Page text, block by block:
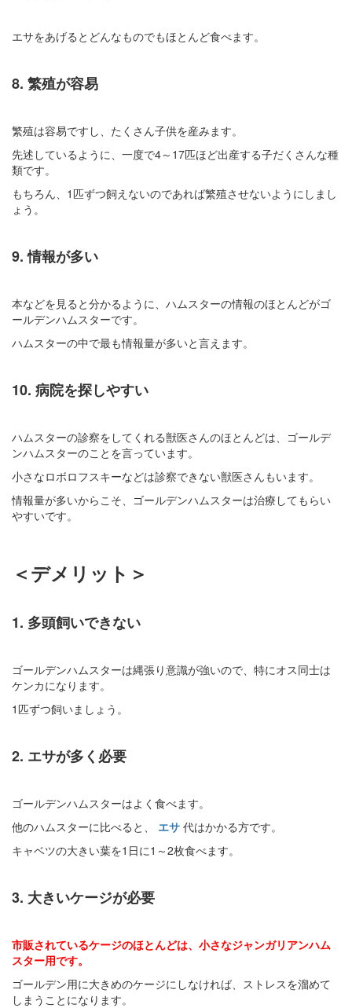
エサをあげるとどんなものでもほとんど食べます。
8. 繁殖が容易
繁殖は容易ですし、たくさん子供を産みます。
先述しているように、一度で4～17匹ほど出産する子だくさんな種
類です。
もちろん、1匹ずつ飼えないのであれば繁殖させないようにしまし
ょう。
9. 情報が多い
本などを見ると分かるように、ハムスターの情報のほとんどがゴ
ールデンハムスターです。
ハムスターの中で最も情報量が多いと言えます。
10. 病院を探しやすい
ハムスターの診察をしてくれる獣医さんのほとんどは、ゴールデ
ンハムスターのことを言っています。
小さなロボロフスキーなどは診察できない獣医さんもいます。
情報量が多いからこそ、ゴールデンハムスターは治療してもらい
やすいです。
＜デメリット＞
1. 多頭飼いできない
ゴールデンハムスターは縄張り意識が強いので、特にオス同士は
ケンカになります。
1匹ずつ飼いましょう。
2. エサが多く必要
ゴールデンハムスターはよく食べます。
他のハムスターに比べると、 エサ 代はかかる方です。
キャベツの大きい葉を1日に1～2枚食べます。
3. 大きいケージが必要
市販されているケージのほとんどは、小さなジャンガリアンハム
スター用です。
ゴールデン用に大きめのケージにしなければ、ストレスを溜めて
しまうことになります。